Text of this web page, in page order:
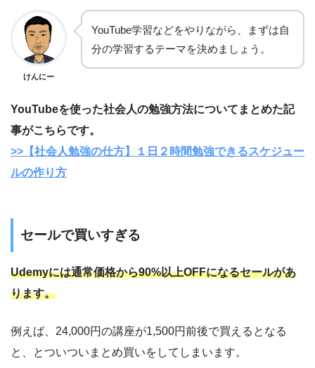
けんにー
YouTube学習などをやりながら、まずは自
分の学習するテーマを決めましょう。
YouTubeを使った社会人の勉強方法についてまとめた記
事がこちらです。
>>【社会人勉強の仕方】１日２時間勉強できるスケジュー
ルの作り方
セールで買いすぎる
Udemyには通常価格から90%以上OFFになるセールがあ
ります。
例えば、24,000円の講座が1,500円前後で買えるとなる
と、とついついまとめ買いをしてしまいます。